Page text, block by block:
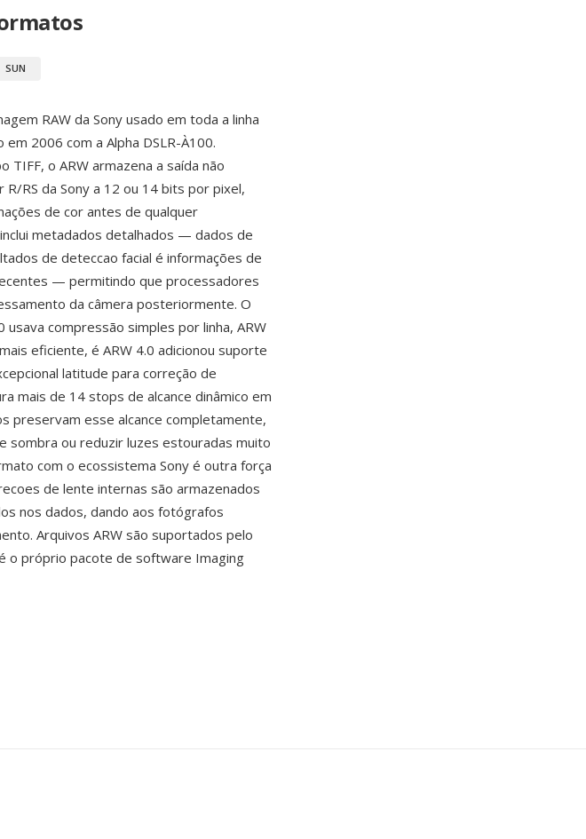
SUN
RAW da Sony usado em toda a linha
em 2006 com a Alpha DSLR-À100.
o ARW armazena a saída não
RS da Sony a 12 ou 14 bits por pixel,
de cor antes de qualquer
metadados detalhados — dados de
de deteccao facial é informações de
— permitindo que processadores
da câmera posteriormente. O
compressão simples por linha, ARW
eficiente, é ARW 4.0 adicionou suporte
latitude para correção de
mais de 14 stops de alcance dinâmico em
preservam esse alcance completamente,
ou reduzir luzes estouradas muito
com o ecossistema Sony é outra força
de lente internas são armazenados
nos dados, dando aos fotógrafos
Arquivos ARW são suportados pelo
o próprio pacote de software Imaging